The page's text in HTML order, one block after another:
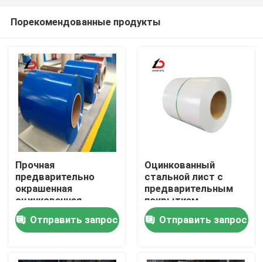
Домой
Продукты
Видеозаписи
Порекомендованные продукты
Прочная
предварительно
окрашенная
оцинкованная
катушка в широком
диапазоне цветов и
толщины с отличной
от коррозии
Отправить запрос
Оцинкованный
стальной лист с
предварительным
покрытием,
долговечный,
устойчивый к
коррозии,
кровельные панели с
Отправить запрос